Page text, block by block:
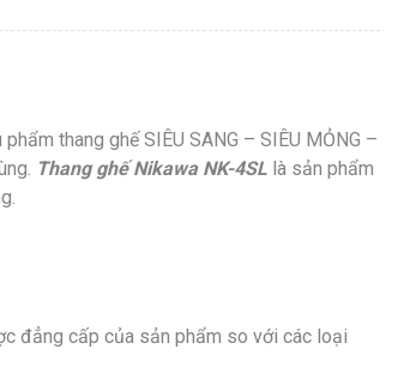
thang ghế SIÊU SANG – SIÊU MỎNG –
Thang ghế Nikawa NK-4SL là sản phẩm
đẳng cấp của sản phẩm so với các loại